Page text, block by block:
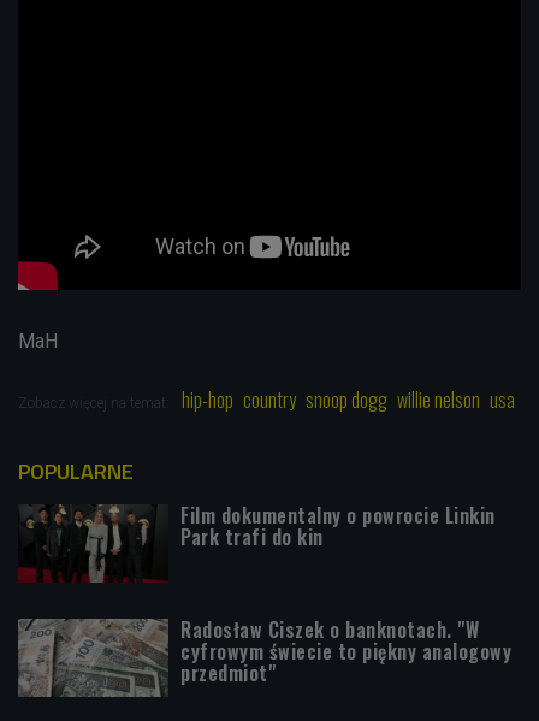
MaH
Zobacz więcej na temat: hip-hop country snoop dogg willie nelson usa
POPULARNE
Film dokumentalny o powrocie Linkin
Park trafi do kin
Radosław Ciszek o banknotach. "W
cyfrowym świecie to piękny analogowy
przedmiot"